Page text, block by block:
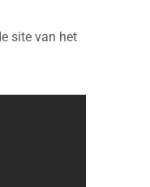
site van het